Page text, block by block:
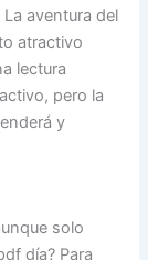
aventura del
atractivo
lectura
pero la
y
solo
día? Para